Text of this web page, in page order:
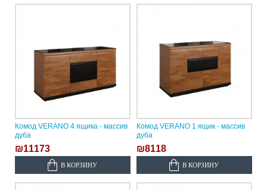
Комод VERANO 4 ящика - массив
дуба
₪11173
В КОРЗИНУ
Комод VERANO 1 ящик - массив
дуба
₪8118
В КОРЗИНУ